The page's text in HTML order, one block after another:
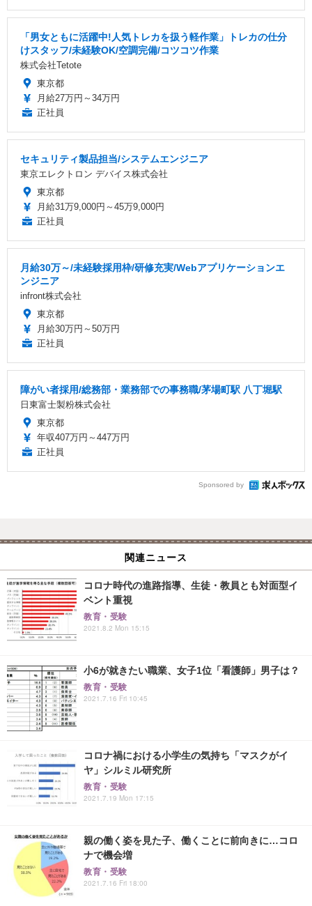
「男女ともに活躍中!人気トレカを扱う軽作業」トレカの仕分
けスタッフ/未経験OK/空調完備/コツコツ作業
株式会社Tetote
東京都
月給27万円～34万円
正社員
セキュリティ製品担当/システムエンジニア
東京エレクトロン デバイス株式会社
東京都
月給31万9,000円～45万9,000円
正社員
月給30万～/未経験採用枠/研修充実/Webアプリケーションエ
ンジニア
infront株式会社
東京都
月給30万円～50万円
正社員
障がい者採用/総務部・業務部での事務職/茅場町駅 八丁堀駅
日東富士製粉株式会社
東京都
年収407万円～447万円
正社員
Sponsored by
関連ニュース
コロナ時代の進路指導、生徒・教員とも対面型イ
ベント重視
教育・受験
2021.8.2 Mon 15:15
小6が就きたい職業、女子1位「看護師」男子は？
教育・受験
2021.7.16 Fri 10:45
コロナ禍における小学生の気持ち「マスクがイ
ヤ」シルミル研究所
教育・受験
2021.7.19 Mon 17:15
親の働く姿を見た子、働くことに前向きに…コロ
ナで機会増
教育・受験
2021.7.16 Fri 18:00